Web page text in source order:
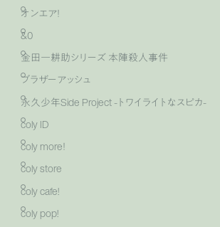
オンエア！
&0
金田一耕助シリーズ 本陣殺人事件
ブラザーアッシュ
永久少年Side Project -トワイライトなスピカ-
coly ID
coly more！
coly store
coly cafe!
coly pop!